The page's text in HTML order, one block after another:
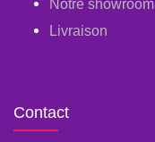
Notre showroom
Livraison
Contact